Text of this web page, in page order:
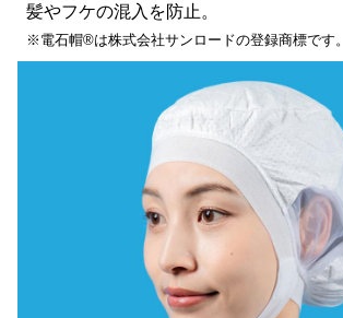
髪やフケの混入を防止。
※電石帽®は株式会社サンロードの登録商標です。